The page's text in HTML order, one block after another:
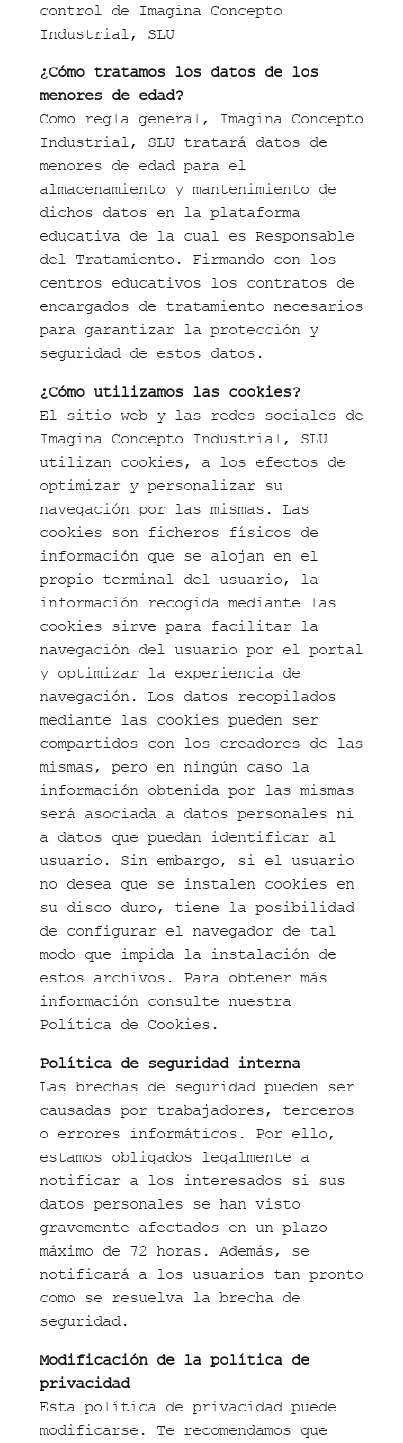
control de Imagina Concepto
Industrial, SLU
¿Cómo tratamos los datos de los
menores de edad?
Como regla general, Imagina Concepto
Industrial, SLU tratará datos de
menores de edad para el
almacenamiento y mantenimiento de
dichos datos en la plataforma
educativa de la cual es Responsable
del Tratamiento. Firmando con los
centros educativos los contratos de
encargados de tratamiento necesarios
para garantizar la protección y
seguridad de estos datos.
¿Cómo utilizamos las cookies?
El sitio web y las redes sociales de
Imagina Concepto Industrial, SLU
utilizan cookies, a los efectos de
optimizar y personalizar su
navegación por las mismas. Las
cookies son ficheros físicos de
información que se alojan en el
propio terminal del usuario, la
información recogida mediante las
cookies sirve para facilitar la
navegación del usuario por el portal
y optimizar la experiencia de
navegación. Los datos recopilados
mediante las cookies pueden ser
compartidos con los creadores de las
mismas, pero en ningún caso la
información obtenida por las mismas
será asociada a datos personales ni
a datos que puedan identificar al
usuario. Sin embargo, si el usuario
no desea que se instalen cookies en
su disco duro, tiene la posibilidad
de configurar el navegador de tal
modo que impida la instalación de
estos archivos. Para obtener más
información consulte nuestra
Política de Cookies.
Política de seguridad interna
Las brechas de seguridad pueden ser
causadas por trabajadores, terceros
o errores informáticos. Por ello,
estamos obligados legalmente a
notificar a los interesados si sus
datos personales se han visto
gravemente afectados en un plazo
máximo de 72 horas. Además, se
notificará a los usuarios tan pronto
como se resuelva la brecha de
seguridad.
Modificación de la política de
privacidad
Esta política de privacidad puede
modificarse. Te recomendamos que